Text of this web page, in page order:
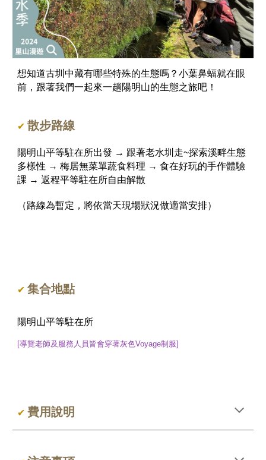
想知道古圳中藏有哪些特殊的生態嗎？小葉鼻蝠就在眼
前，跟著我們一起來一趟陽明山的生態之旅吧！
✔散步路線
陽明山平等駐在所出發 → 跟著老水圳走~探索溪畔生態
多樣性 → 梅居無菜單蔬食料理 → 食在好玩的手作體驗
課 → 返程平等駐在所自由解散
（路線為暫定，將依當天現場狀況做適當安排）
✔集合地點
陽明山平等駐在所
[導覽老師及服務人員皆會穿著灰色Voyage制服]
✔費用說明